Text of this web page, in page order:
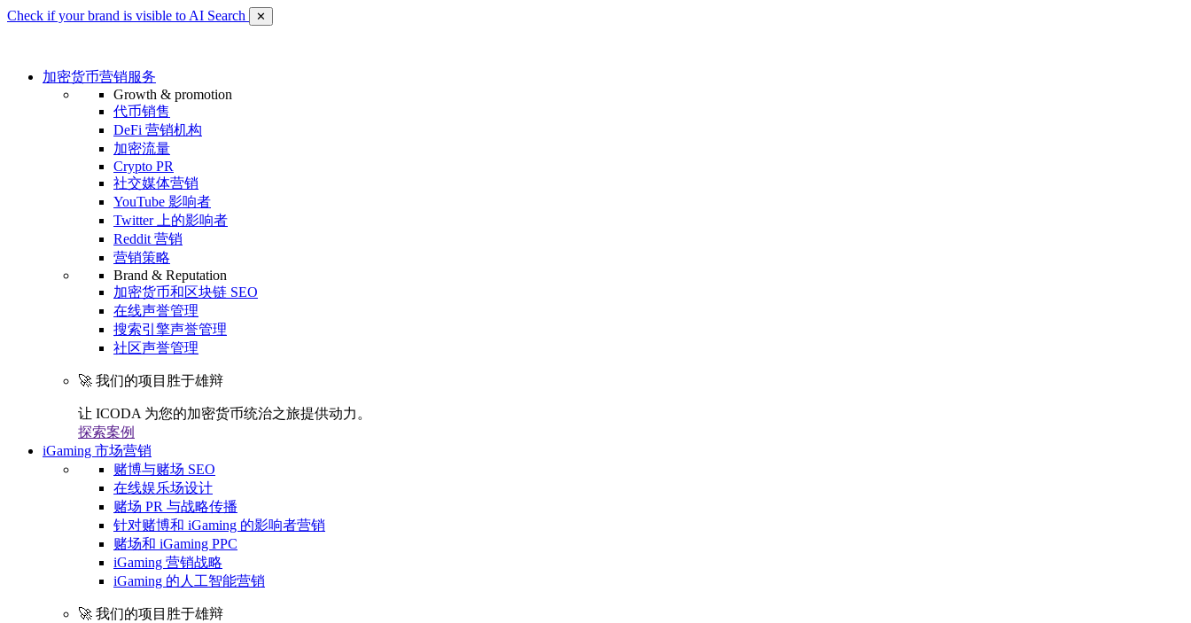
Check if your brand is visible to AI Search ✕
加密货币营销服务
Growth & promotion
代币销售
DeFi 营销机构
加密流量
Crypto PR
社交媒体营销
YouTube 影响者
Twitter 上的影响者
Reddit 营销
营销策略
Brand & Reputation
加密货币和区块链 SEO
在线声誉管理
搜索引擎声誉管理
社区声誉管理
🚀 我们的项目胜于雄辩
让 ICODA 为您的加密货币统治之旅提供动力。
探索案例
iGaming 市场营销
赌博与赌场 SEO
在线娱乐场设计
赌场 PR 与战略传播
针对赌博和 iGaming 的影响者营销
赌场和 iGaming PPC
iGaming 营销战略
iGaming 的人工智能营销
🚀 我们的项目胜于雄辩